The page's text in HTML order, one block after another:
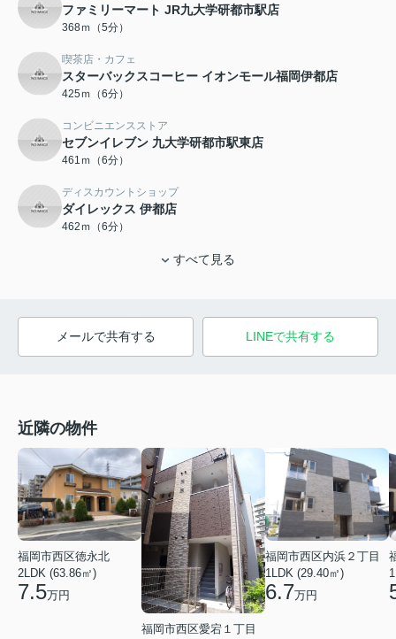
ファミリーマート JR九大学研都市駅店
368ｍ（5分）
喫茶店・カフェ
スターバックスコーヒー イオンモール福岡伊都店
425ｍ（6分）
コンビニエンスストア
セブンイレブン 九大学研都市駅東店
461ｍ（6分）
ディスカウントショップ
ダイレックス 伊都店
462ｍ（6分）
すべて見る
メールで共有する LINEで共有する
近隣の物件
福岡市西区徳永北
2LDK (63.86㎡)
7.5万円
福岡市西区愛宕１丁目
福岡市西区内浜２丁目
1LDK (29.40㎡)
6.7万円